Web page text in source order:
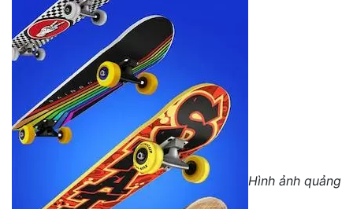
Hình ảnh quảng